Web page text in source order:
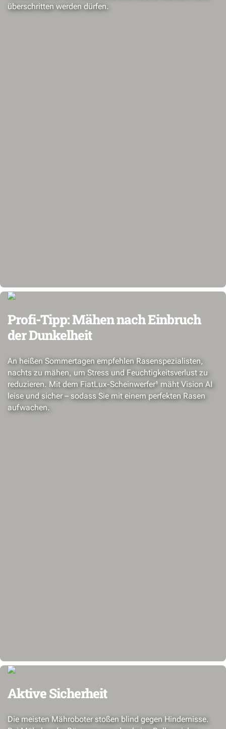
überschritten werden dürfen.
Profi-Tipp: Mähen nach Einbruch
der Dunkelheit
An heißen Sommertagen empfehlen Rasenspezialisten,
nachts zu mähen, um Stress und Feuchtigkeitsverlust zu
reduzieren. Mit dem FiatLux-Scheinwerfer¹ mäht Vision AI
leise und sicher – sodass Sie mit einem perfekten Rasen
aufwachen.
Aktive Sicherheit
Die meisten Mähroboter stoßen blind gegen Hindernisse.